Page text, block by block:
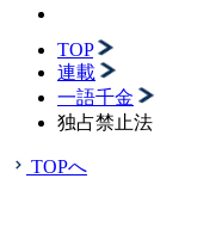
TOP
連載
一語千金
独占禁止法
TOPへ